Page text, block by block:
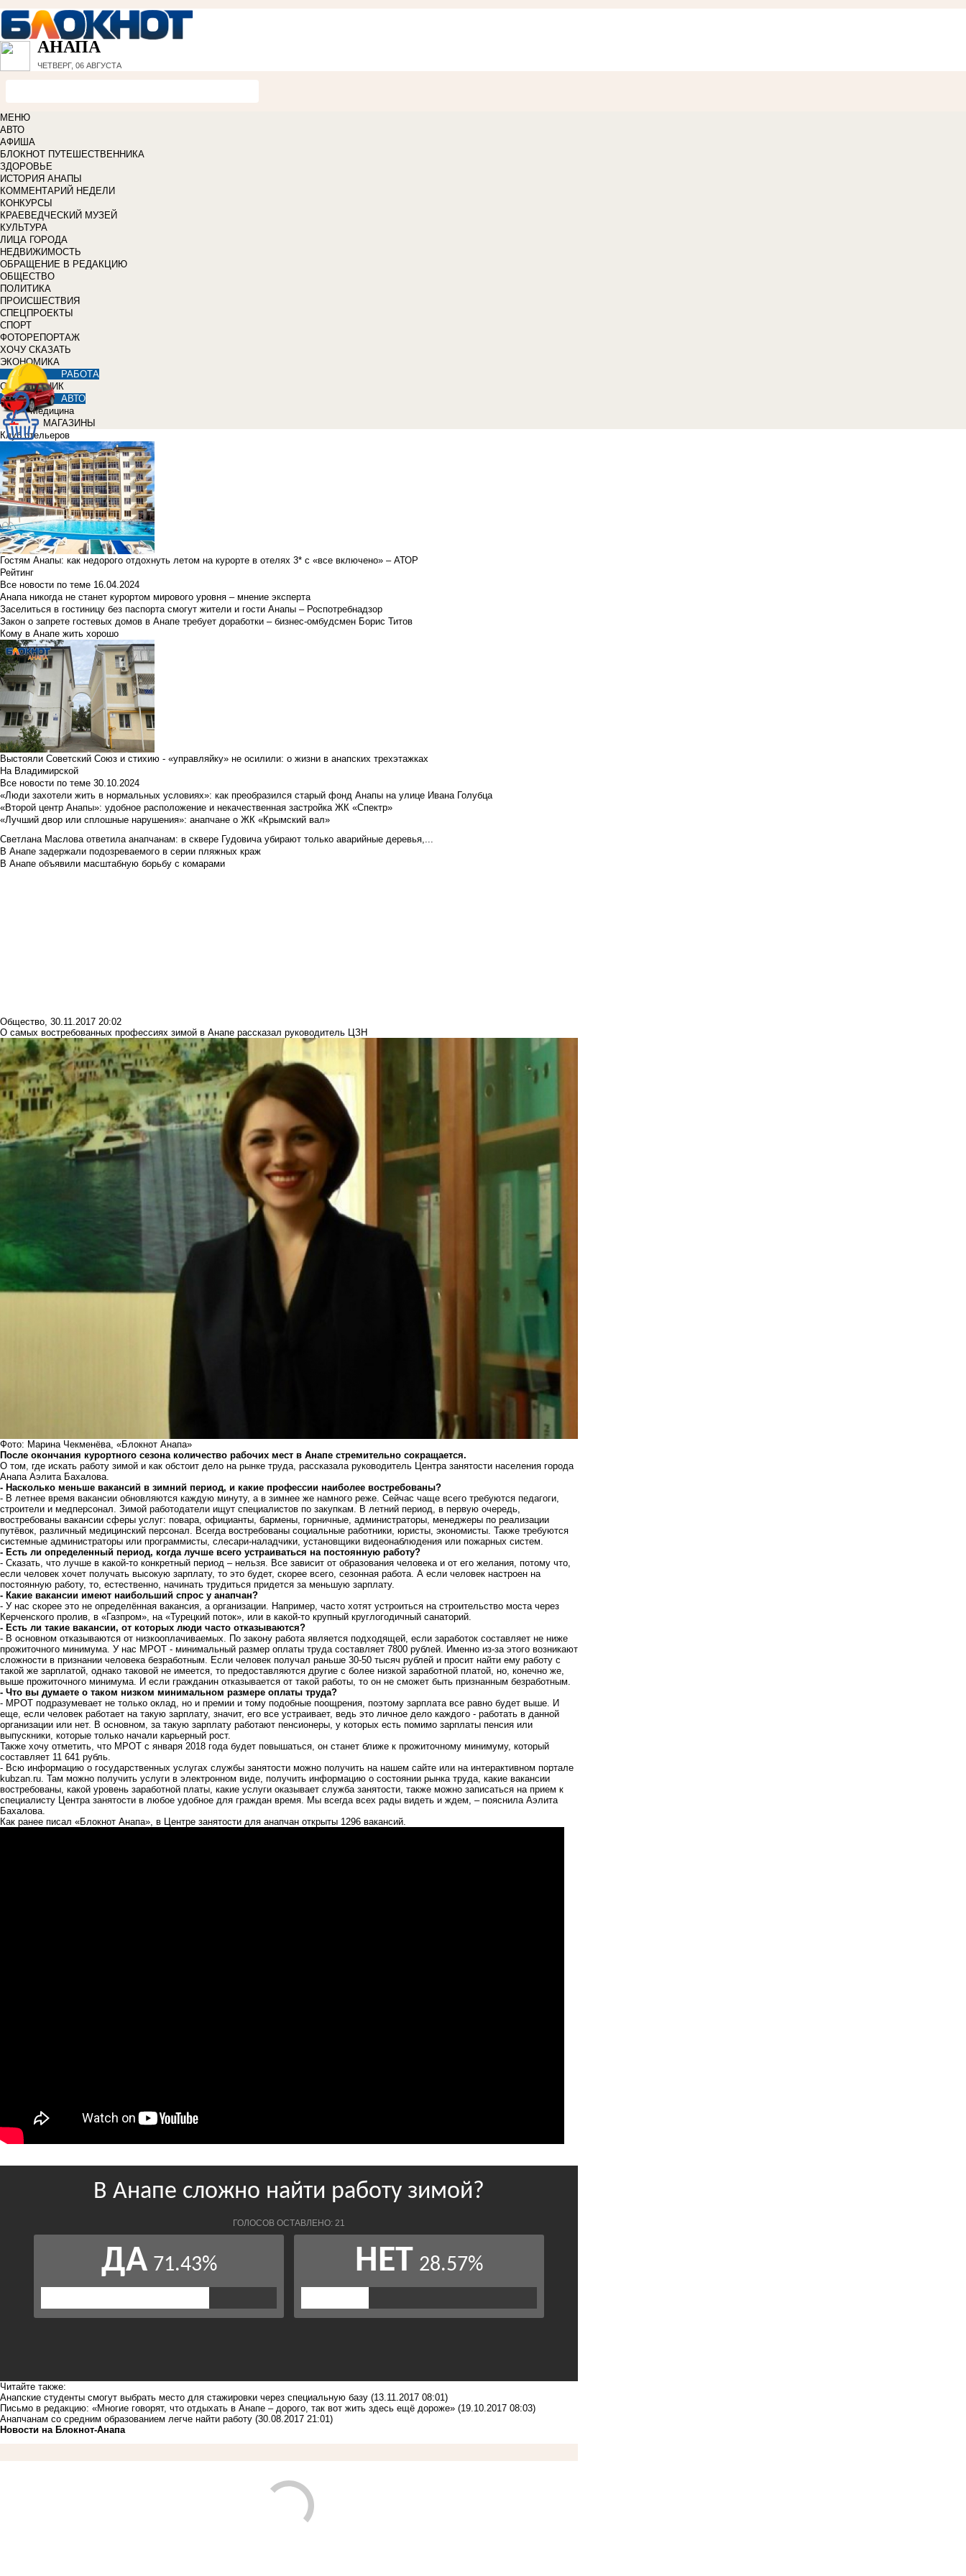
АНАПА
ЧЕТВЕРГ, 06 АВГУСТА
МЕНЮ
АВТО
АФИША
БЛОКНОТ ПУТЕШЕСТВЕННИКА
ЗДОРОВЬЕ
ИСТОРИЯ АНАПЫ
КОММЕНТАРИЙ НЕДЕЛИ
КОНКУРСЫ
КРАЕВЕДЧЕСКИЙ МУЗЕЙ
КУЛЬТУРА
ЛИЦА ГОРОДА
НЕДВИЖИМОСТЬ
ОБРАЩЕНИЕ В РЕДАКЦИЮ
ОБЩЕСТВО
ПОЛИТИКА
ПРОИСШЕСТВИЯ
СПЕЦПРОЕКТЫ
СПОРТ
ФОТОРЕПОРТАЖ
ХОЧУ СКАЗАТЬ
ЭКОНОМИКА
РАБОТА
СПРАВОЧНИК
АВТО
Медицина
МАГАЗИНЫ
Клуб отельеров
Гостям Анапы: как недорого отдохнуть летом на курорте в отелях 3* с «все включено» – АТОР
Рейтинг
Все новости по теме 16.04.2024
Анапа никогда не станет курортом мирового уровня – мнение эксперта
Заселиться в гостиницу без паспорта смогут жители и гости Анапы – Роспотребнадзор
Закон о запрете гостевых домов в Анапе требует доработки – бизнес-омбудсмен Борис Титов
Кому в Анапе жить хорошо
Выстояли Советский Союз и стихию - «управляйку» не осилили: о жизни в анапских трехэтажках
На Владимирской
Все новости по теме 30.10.2024
«Люди захотели жить в нормальных условиях»: как преобразился старый фонд Анапы на улице Ивана Голубца
«Второй центр Анапы»: удобное расположение и некачественная застройка ЖК «Спектр»
«Лучший двор или сплошные нарушения»: анапчане о ЖК «Крымский вал»
Светлана Маслова ответила анапчанам: в сквере Гудовича убирают только аварийные деревья,...
В Анапе задержали подозреваемого в серии пляжных краж
В Анапе объявили масштабную борьбу с комарами
Общество, 30.11.2017 20:02
О самых востребованных профессиях зимой в Анапе рассказал руководитель ЦЗН
Фото: Марина Чекменёва, «Блокнот Анапа»
После окончания курортного сезона количество рабочих мест в Анапе стремительно сокращается.
О том, где искать работу зимой и как обстоит дело на рынке труда, рассказала руководитель Центра занятости населения города
Анапа Аэлита Бахалова.
- Насколько меньше вакансий в зимний период, и какие профессии наиболее востребованы?
- В летнее время вакансии обновляются каждую минуту, а в зимнее же намного реже. Сейчас чаще всего требуются педагоги,
строители и медперсонал. Зимой работодатели ищут специалистов по закупкам. В летний период, в первую очередь,
востребованы вакансии сферы услуг: повара, официанты, бармены, горничные, администраторы, менеджеры по реализации
путёвок, различный медицинский персонал. Всегда востребованы социальные работники, юристы, экономисты. Также требуются
системные администраторы или программисты, слесари-наладчики, установщики видеонаблюдения или пожарных систем.
- Есть ли определенный период, когда лучше всего устраиваться на постоянную работу?
- Сказать, что лучше в какой-то конкретный период – нельзя. Все зависит от образования человека и от его желания, потому что,
если человек хочет получать высокую зарплату, то это будет, скорее всего, сезонная работа. А если человек настроен на
постоянную работу, то, естественно, начинать трудиться придется за меньшую зарплату.
- Какие вакансии имеют наибольший спрос у анапчан?
- У нас скорее это не определённая вакансия, а организации. Например, часто хотят устроиться на строительство моста через
Керченского пролив, в «Газпром», на «Турецкий поток», или в какой-то крупный круглогодичный санаторий.
- Есть ли такие вакансии, от которых люди часто отказываются?
- В основном отказываются от низкооплачиваемых. По закону работа является подходящей, если заработок составляет не ниже
прожиточного минимума. У нас МРОТ - минимальный размер оплаты труда составляет 7800 рублей. Именно из-за этого возникают
сложности в признании человека безработным. Если человек получал раньше 30-50 тысяч рублей и просит найти ему работу с
такой же зарплатой, однако таковой не имеется, то предоставляются другие с более низкой заработной платой, но, конечно же,
выше прожиточного минимума. И если гражданин отказывается от такой работы, то он не сможет быть признанным безработным.
- Что вы думаете о таком низком минимальном размере оплаты труда?
- МРОТ подразумевает не только оклад, но и премии и тому подобные поощрения, поэтому зарплата все равно будет выше. И
еще, если человек работает на такую зарплату, значит, его все устраивает, ведь это личное дело каждого - работать в данной
организации или нет. В основном, за такую зарплату работают пенсионеры, у которых есть помимо зарплаты пенсия или
выпускники, которые только начали карьерный рост.
Также хочу отметить, что МРОТ с января 2018 года будет повышаться, он станет ближе к прожиточному минимуму, который
составляет 11 641 рубль.
- Всю информацию о государственных услугах службы занятости можно получить на нашем сайте или на интерактивном портале
kubzan.ru. Там можно получить услуги в электронном виде, получить информацию о состоянии рынка труда, какие вакансии
востребованы, какой уровень заработной платы, какие услуги оказывает служба занятости, также можно записаться на прием к
специалисту Центра занятости в любое удобное для граждан время. Мы всегда всех рады видеть и ждем, – пояснила Аэлита
Бахалова.
Как ранее писал «Блокнот Анапа», в Центре занятости для анапчан открыты 1296 вакансий.
Читайте также:
Анапские студенты смогут выбрать место для стажировки через специальную базу (13.11.2017 08:01)
Письмо в редакцию: «Многие говорят, что отдыхать в Анапе – дорого, так вот жить здесь ещё дороже» (19.10.2017 08:03)
Анапчанам со средним образованием легче найти работу (30.08.2017 21:01)
Новости на Блoкнoт-Анапа